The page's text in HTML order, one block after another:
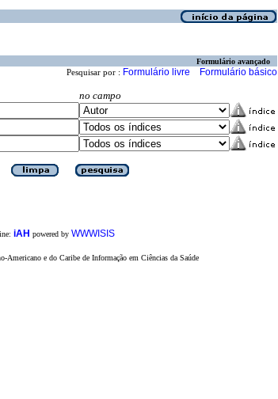
Formulário avançado
Pesquisar por : Formulário livre Formulário básico
no campo
iAH powered by WWWISIS
e do Caribe de Informação em Ciências da Saúde